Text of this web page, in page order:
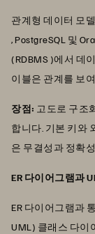
관계형 데이터 모
, PostgreSQL 및
(RDBMS )에서 데
이블은 관계를 보
장점: 고도로 구조
합니다. 기본 키와
은 무결성과 정확
ER 다이어그램과
ER 다이어그램과
UML) 클래스 다이